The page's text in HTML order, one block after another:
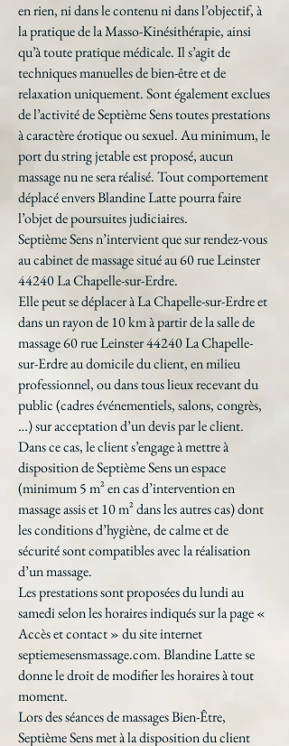
en rien, ni dans le contenu ni dans l’objectif, à
la pratique de la Masso-Kinésithérapie, ainsi
qu’à toute pratique médicale. Il s’agit de
techniques manuelles de bien-être et de
relaxation uniquement. Sont également exclues
de l’activité de Septième Sens toutes prestations
à caractère érotique ou sexuel. Au minimum, le
port du string jetable est proposé, aucun
massage nu ne sera réalisé. Tout comportement
déplacé envers Blandine Latte pourra faire
l’objet de poursuites judiciaires.
Septième Sens n’intervient que sur rendez-vous
au cabinet de massage situé au 60 rue Leinster
44240 La Chapelle-sur-Erdre.
Elle peut se déplacer à La Chapelle-sur-Erdre et
dans un rayon de 10 km à partir de la salle de
massage 60 rue Leinster 44240 La Chapelle-
sur-Erdre au domicile du client, en milieu
professionnel, ou dans tous lieux recevant du
public (cadres événementiels, salons, congrès,
…) sur acceptation d’un devis par le client.
Dans ce cas, le client s’engage à mettre à
disposition de Septième Sens un espace
(minimum 5 m² en cas d’intervention en
massage assis et 10 m² dans les autres cas) dont
les conditions d’hygiène, de calme et de
sécurité sont compatibles avec la réalisation
d’un massage.
Les prestations sont proposées du lundi au
samedi selon les horaires indiqués sur la page «
Accès et contact » du site internet
septiemesensmassage.com. Blandine Latte se
donne le droit de modifier les horaires à tout
moment.
Lors des séances de massages Bien-Être,
Septième Sens met à la disposition du client